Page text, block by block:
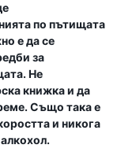
по пътищата
е да се
за
Не
книжка и да
Също така е
и никога